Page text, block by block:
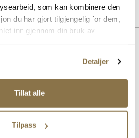
som kan kombinere den
du har gjort tilgjengelig for dem,
inn gjennom din bruk av
Detaljer
Tillat alle
Tilpass
produkter